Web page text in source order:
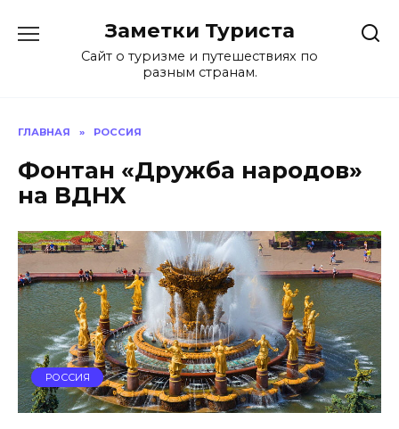
содержанию
Заметки Туриста
Сайт о туризме и путешествиях по
разным странам.
ГЛАВНАЯ » РОССИЯ
Фонтан «Дружба народов»
на ВДНХ
РОССИЯ